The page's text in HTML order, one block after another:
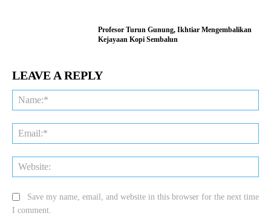
Profesor Turun Gunung, Ikhtiar Mengembalikan
Kejayaan Kopi Sembalun
LEAVE A REPLY
Save my name, email, and website in this browser for the next time
I comment.